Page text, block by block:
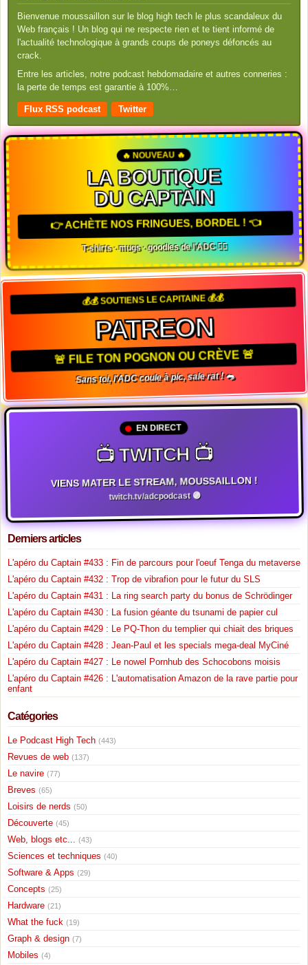
Bienvenue moussaillon sur le blog high tech le plus scandaleux du
Web français ! Un blog qui ne respecte rien et te tient informé de
l'actualité technologique à grands coups de poneys défoncés au
crack.
Entre les articles, notre podcast hebdomadaire et autres conneries :
la perte de temps est garantie à 100%…
Flux RSS podcast Twitter
🔥 NOUVEAU 🔥
LA BOUTIQUE
DU CAPTAIN
👉 ACHÈTE NOS FRINGUES, BORDEL ! 👈
T-shirts · mugs · goodies de l'ADC 🏴‍☠️
💰💰 SOUTIENS LE CAPITAINE 💰💰
PATREON
🚨 FILE TON POGNON OU CRÈVE 🚨
Sans toi, l'ADC coule à pic, sale rat ! 🐀
EN DIRECT
📺 TWITCH 📺
VIENS MATER LE STREAM, MOUSSAILLON !
twitch.tv/adcpodcast 🟣
Derniers articles
L'apéro du Captain #433 : Fin de parcours pour l'oeuf Tenga du metaverse
L'apéro du Captain #432 : Trop de vibrafion pour le futur du SLS
L'apéro du Captain #431 : La ring search party du bonus de Schrödinger
L'apéro du Captain #430 : La fusion géante du tsunami de papier cul
L'apéro du Captain #429 : Le PQ-Thon du templier qui chiait des briques
L'apéro du Captain #428 : Jean-Paul et les specials mega-deal MyCiné
L'apéro du Captain #427 : Le nowel Pornhub des Schocobons moisis
L'apéro du Captain #426 : L'automatisation Amazon de la rave partie pour
enfant
Catégories
Le Podcast High Tech (443)
Revues de web (137)
Le navire (77)
Breves (65)
Loisirs de nerds (50)
Découverte (45)
Web, blogs etc... (43)
Sciences et techniques (40)
Software & Apps (29)
Concepts (25)
Hardware (21)
What the fuck (19)
Graph & design (7)
Mobiles (4)